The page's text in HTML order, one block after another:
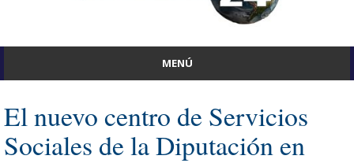
MENÚ
El nuevo centro de Servicios
Sociales de la Diputación en